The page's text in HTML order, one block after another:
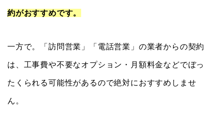
約がおすすめです。
一方で。「訪問営業」「電話営業」の業者からの契約
は、工事費や不要なオプション・月額料金などでぼっ
たくられる可能性があるので絶対におすすめしませ
ん。